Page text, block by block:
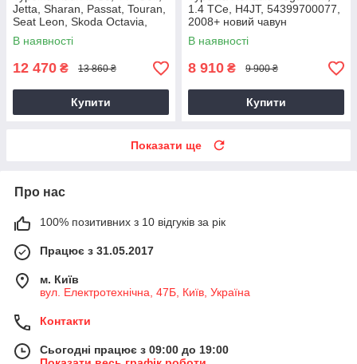
Jetta, Sharan, Passat, Touran,
Seat Leon, Skoda Octavia,
Superb 2.0 TDI, CKRA
В наявності
12 470 ₴ 13 860 ₴
Купити
1.4 TCe, H4JT, 54399700077,
2008+ новий чавун
В наявності
8 910 ₴ 9 900 ₴
Купити
Показати ще
Про нас
100% позитивних з 10 відгуків за рік
Працює з 31.05.2017
м. Київ
вул. Електротехнічна, 47Б, Київ, Україна
Контакти
Сьогодні працює з 09:00 до 19:00